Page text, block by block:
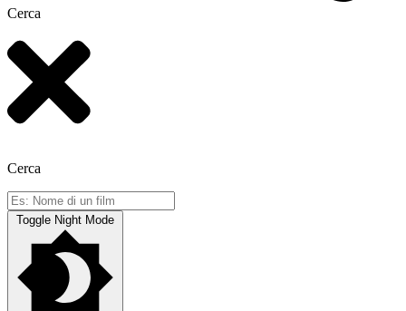
Cerca
Cerca
Toggle Night Mode